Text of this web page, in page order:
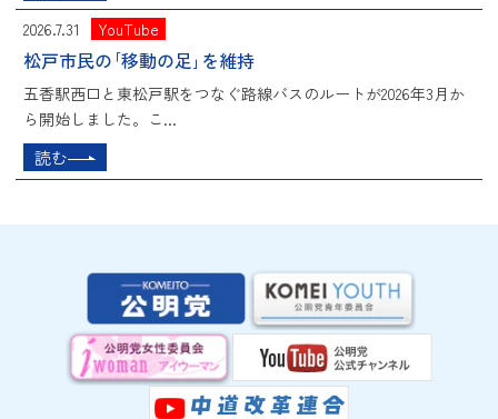
2026.7.31 YouTube
松戸市民の｢移動の足｣を維持
五香駅西口と東松戸駅をつなぐ路線バスのルートが2026年3月か
ら開始しました。こ...
読む